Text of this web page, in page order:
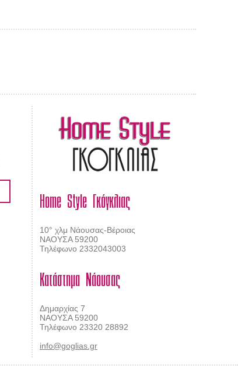
Home Style Γκόγκλιας
10° χλμ Νάουσας-Βέροιας
ΝΑΟΥΣΑ 59200
Τηλέφωνο 2332043003
Κατάστημα Νάουσας
Δημαρχίας 7
ΝΑΟΥΣΑ 59200
Τηλέφωνο 23320 28892
info@goglias.gr